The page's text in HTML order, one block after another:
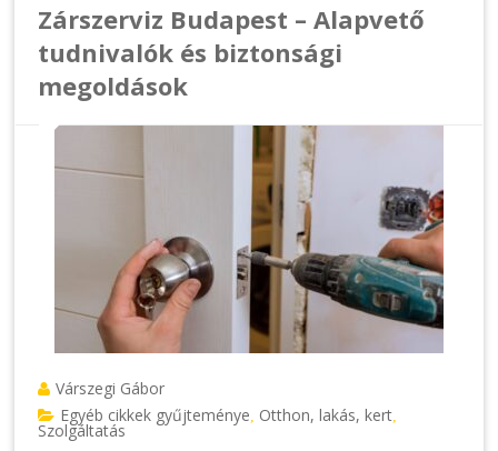
Zárszerviz Budapest – Alapvető
tudnivalók és biztonsági
megoldások
Várszegi Gábor
Egyéb cikkek gyűjteménye Otthon, lakás, kert
Szolgáltatás